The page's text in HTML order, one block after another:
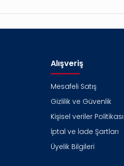
Alışveriş
Mesafeli Satış
Gizlilik ve Güvenlik
Kişisel veriler Politikası
İptal ve İade Şartları
Üyelik Bilgileri